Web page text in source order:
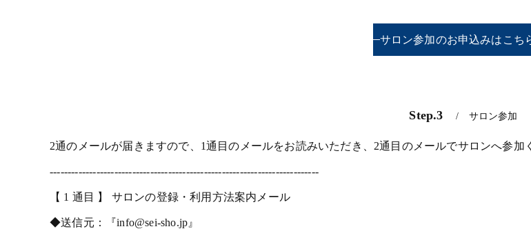
サロン参加のお申込みはこち
Step.3 サロン参加
2通のメールが届きますので、1通目のメールをお読みいただき、2通目のメールでサロンへ参加
---------------------------------------------------------------------------
【 1 通目 】 サロンの登録・利用方法案内メール
◆送信元：『info@sei-sho.jp』